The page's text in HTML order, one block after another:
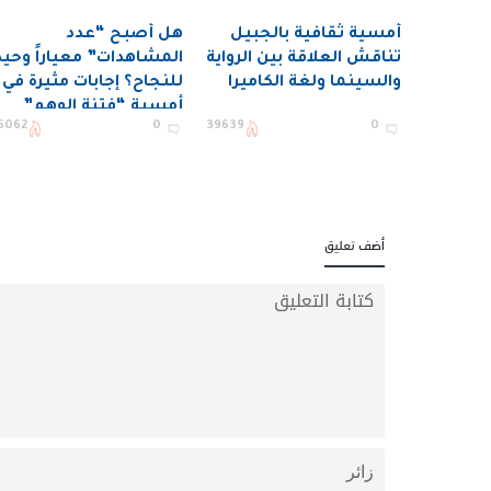
أمسية ثقافية بالجبيل
تناقش العلاقة بين الرواية
والسينما ولغة الكاميرا
0
39639
هل أصبح “عدد
المشاهدات” معياراً
للنجاح؟ إجابات مثيرة في
أمسية “فتنة الوهم”
بصبيا
0
أضف تعليق